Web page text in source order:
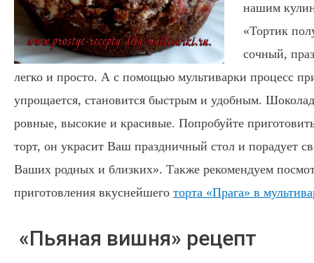
нашим
«Тортик
сочный,
легко и просто. А с помощью мультиварки процесс
упрощается, становится быстрым и удобным.
ровные, высокие и красивые. Попробуйте
торт, он украсит Ваш праздничный стол и порадует
Ваших родных и близких». Также рекомендуем
приготовления вкуснейшего торта «Прага» в
«Пьяная вишня» рецепт